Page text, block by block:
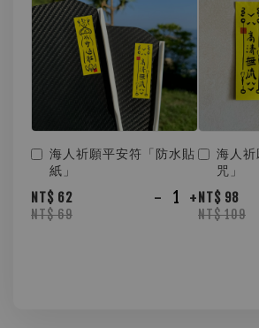
海人祈願平安符「防水貼
紙」
NT$ 62
NT$ 69
- +
海人
咒」
NT$ 98
NT$ 109